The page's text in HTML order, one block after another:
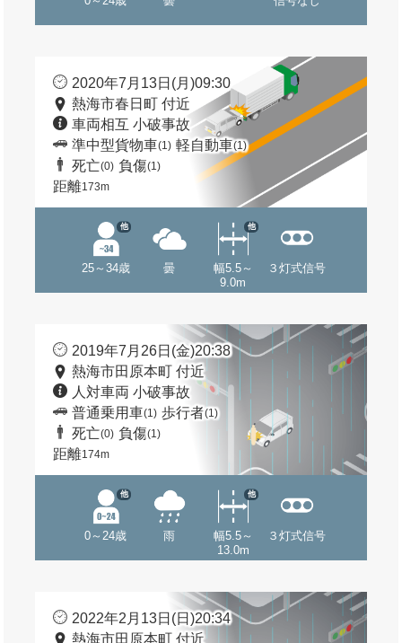
2020年7月13日(月)09:30
熱海市春日町 付近
車両相互 小破事故
準中型貨物車(1) 軽自動車(1)
死亡(0) 負傷(1)
距離173m
25～34歳
他
曇
幅5.5～
9.0m
他
３灯式信号
2019年7月26日(金)20:38
熱海市田原本町 付近
人対車両 小破事故
普通乗用車(1) 歩行者(1)
死亡(0) 負傷(1)
距離174m
0～24歳
他
雨
幅5.5～
13.0m
他
３灯式信号
2022年2月13日(日)20:34
熱海市田原本町 付近